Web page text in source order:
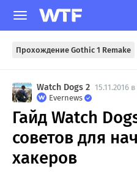
Прохождение Gothic 1 Remake
Watch Dogs 2 15.11.2016 в
Evernews
Гайд Watch
советов для
хакеров